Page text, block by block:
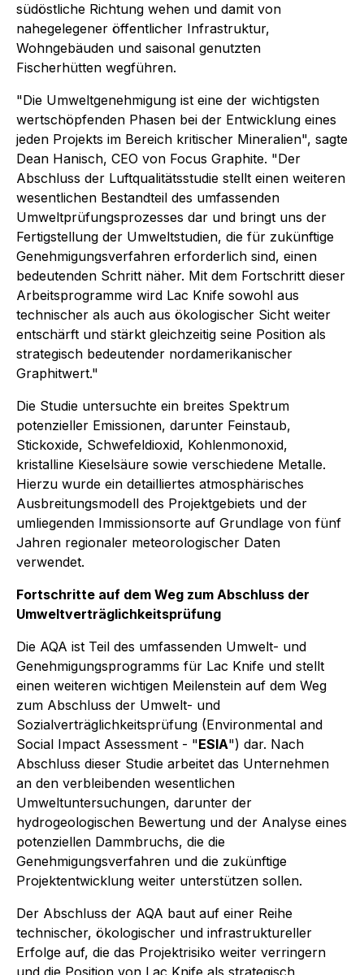
südöstliche Richtung wehen und damit von
nahegelegener öffentlicher Infrastruktur,
Wohngebäuden und saisonal genutzten
Fischerhütten wegführen.
"Die Umweltgenehmigung ist eine der wichtigsten
wertschöpfenden Phasen bei der Entwicklung eines
jeden Projekts im Bereich kritischer Mineralien", sagte
Dean Hanisch, CEO von Focus Graphite. "Der
Abschluss der Luftqualitätsstudie stellt einen weiteren
wesentlichen Bestandteil des umfassenden
Umweltprüfungsprozesses dar und bringt uns der
Fertigstellung der Umweltstudien, die für zukünftige
Genehmigungsverfahren erforderlich sind, einen
bedeutenden Schritt näher. Mit dem Fortschritt dieser
Arbeitsprogramme wird Lac Knife sowohl aus
technischer als auch aus ökologischer Sicht weiter
entschärft und stärkt gleichzeitig seine Position als
strategisch bedeutender nordamerikanischer
Graphitwert."
Die Studie untersuchte ein breites Spektrum
potenzieller Emissionen, darunter Feinstaub,
Stickoxide, Schwefeldioxid, Kohlenmonoxid,
kristalline Kieselsäure sowie verschiedene Metalle.
Hierzu wurde ein detailliertes atmosphärisches
Ausbreitungsmodell des Projektgebiets und der
umliegenden Immissionsorte auf Grundlage von fünf
Jahren regionaler meteorologischer Daten
verwendet.
Fortschritte auf dem Weg zum Abschluss der
Umweltverträglichkeitsprüfung
Die AQA ist Teil des umfassenden Umwelt- und
Genehmigungsprogramms für Lac Knife und stellt
einen weiteren wichtigen Meilenstein auf dem Weg
zum Abschluss der Umwelt- und
Sozialverträglichkeitsprüfung (Environmental and
Social Impact Assessment - "ESIA") dar. Nach
Abschluss dieser Studie arbeitet das Unternehmen
an den verbleibenden wesentlichen
Umweltuntersuchungen, darunter der
hydrogeologischen Bewertung und der Analyse eines
potenziellen Dammbruchs, die die
Genehmigungsverfahren und die zukünftige
Projektentwicklung weiter unterstützen sollen.
Der Abschluss der AQA baut auf einer Reihe
technischer, ökologischer und infrastruktureller
Erfolge auf, die das Projektrisiko weiter verringern
und die Position von Lac Knife als strategisch